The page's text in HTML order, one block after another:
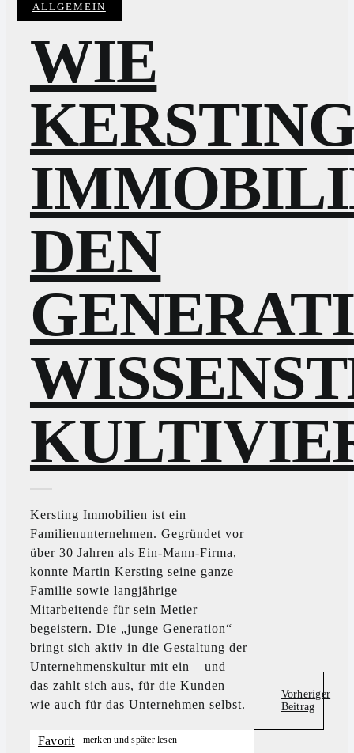
Categories:
ALLGEMEIN
WIE
DEN
Kersting Immobilien ist ein
Familienunternehmen. Gegründet vor
über 30 Jahren als Ein-Mann-Firma,
konnte Martin Kersting seine ganze
Familie sowie langjährige
Mitarbeitende für sein Metier
begeistern. Die „junge Generation“
bringt sich aktiv in die Gestaltung der
Unternehmenskultur mit ein – und
das zahlt sich aus, für die Kunden
wie auch für das Unternehmen selbst.
Vorheriger
Beitrag
Favorit